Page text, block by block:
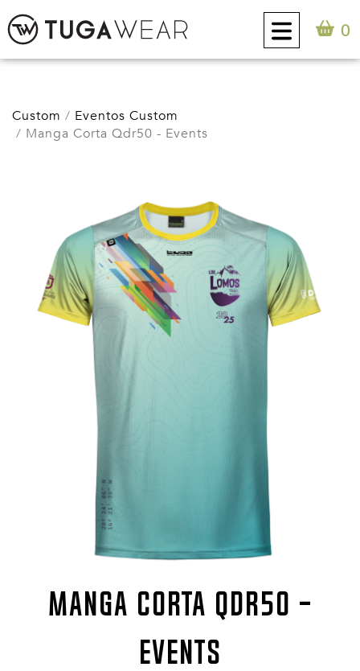
0
COLECCIÓN
CONTACTO
ES 0
Custom
Eventos Custom
Manga Corta Qdr50 - Events
MANGA CORTA QDR50 -
EVENTS